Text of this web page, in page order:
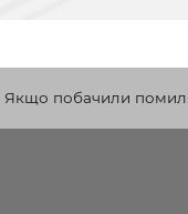
Якщо побачили помилку